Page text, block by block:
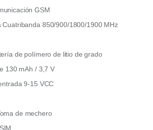
GSM
Cuatribanda 850/900/1800/1900 MHz
de polímero de litio de grado
130 mAh / 3,7 V
9-15 VCC
de mechero